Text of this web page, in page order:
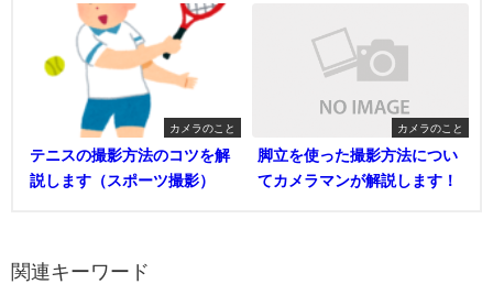
カメラのこと
テニスの撮影方法のコツを解
説します（スポーツ撮影）
カメラのこと
脚立を使った撮影方法につい
てカメラマンが解説します！
関連キーワード